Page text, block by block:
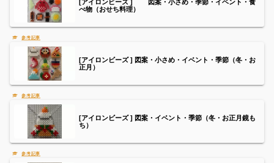
[アイロンビーズ ] 図案・小さめ・季節・イベント・食
べ物（おせち料理）
[アイロンビーズ ] 図案・小さめ・イベント・季節（冬・お
正月）
[アイロンビーズ ] 図案・イベント・季節（冬・お正月鏡も
ち）